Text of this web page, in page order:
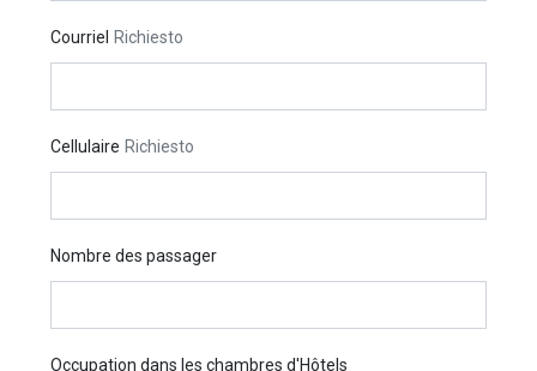
Courriel Richiesto
Cellulaire Richiesto
Nombre des passager
Occupation dans les chambres d'Hôtels